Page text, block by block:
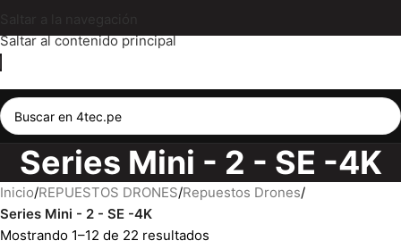
Saltar al contenido principal
Series Mini - 2 - SE -4K
Inicio/REPUESTOS DRONES/Repuestos Drones/
Series Mini - 2 - SE -4K
Mostrando 1–12 de 22 resultados